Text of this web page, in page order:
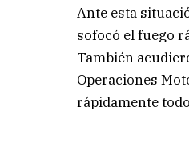
Ante esta
sofocó el fuego
También
Operaciones
rápidamente